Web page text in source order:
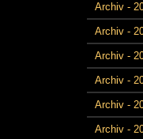
Archiv -
Archiv -
Archiv -
Archiv -
Archiv -
Archiv -